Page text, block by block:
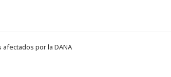
por la DANA